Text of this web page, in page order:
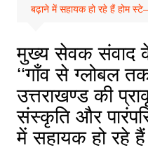
बढ़ाने में सहायक हो रहे हैं होम
मुख्य सेवक संवाद
‘‘गाँव से ग्लोबल
उत्तराखण्ड की
संस्कृति और
में सहायक हो रहे